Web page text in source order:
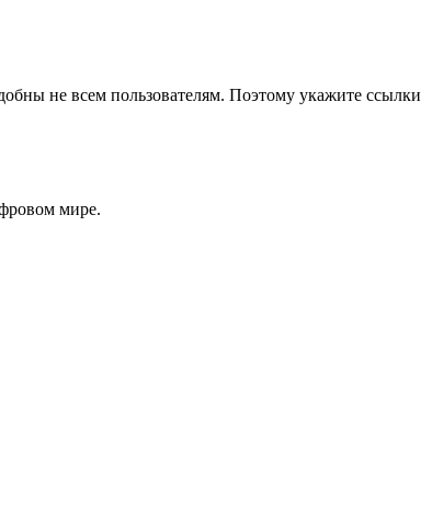
не всем пользователям. Поэтому укажите ссылки
мире.